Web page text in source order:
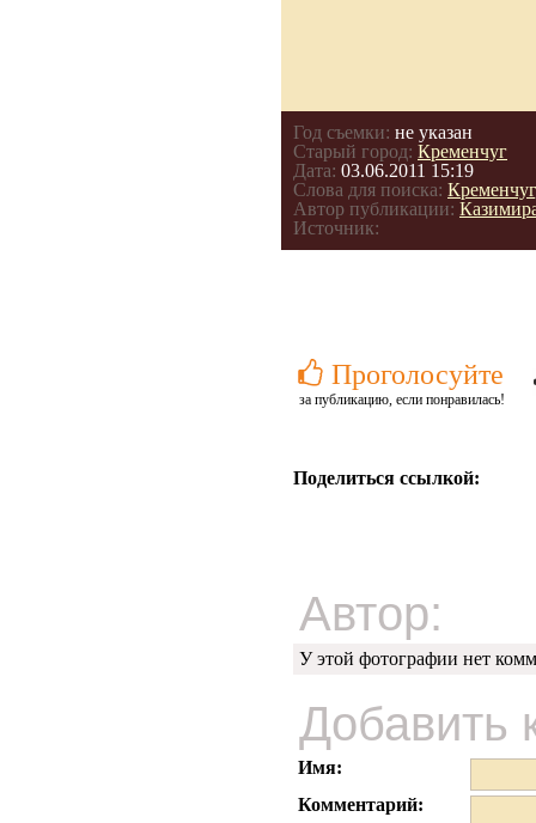
Год съемки: не указан
Старый город: Кременчуг
Дата: 03.06.2011 15:19
Слова для поиска: Кременчуг
Автор публикации:
Источник:
Проголосуйте
за публикацию, если понравилась!
Поделиться ссылкой:
Автор:
У этой фотографии нет
Добавить
Имя:
Комментарий: